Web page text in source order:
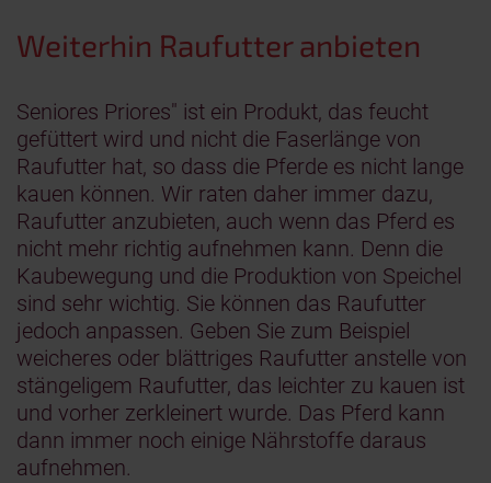
Weiterhin Raufutter anbieten
Seniores Priores" ist ein Produkt, das feucht
gefüttert wird und nicht die Faserlänge von
Raufutter hat, so dass die Pferde es nicht lange
kauen können. Wir raten daher immer dazu,
Raufutter anzubieten, auch wenn das Pferd es
nicht mehr richtig aufnehmen kann. Denn die
Kaubewegung und die Produktion von Speichel
sind sehr wichtig. Sie können das Raufutter
jedoch anpassen. Geben Sie zum Beispiel
weicheres oder blättriges Raufutter anstelle von
stängeligem Raufutter, das leichter zu kauen ist
und vorher zerkleinert wurde. Das Pferd kann
dann immer noch einige Nährstoffe daraus
aufnehmen.